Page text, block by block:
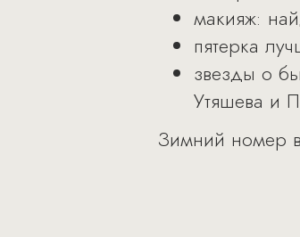
макияж:
пятерка
звезды о
Утяшева и
Зимний номер